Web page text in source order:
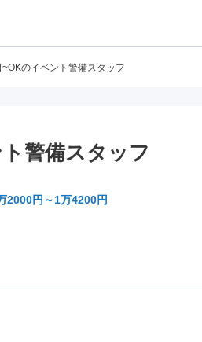
のイベント警備スタッフ
警備スタッフ
2000円～1万4200円